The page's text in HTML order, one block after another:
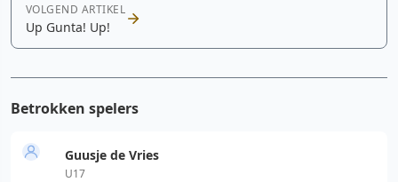
VOLGEND ARTIKEL
Up Gunta! Up!
Betrokken spelers
Guusje de Vries
U17